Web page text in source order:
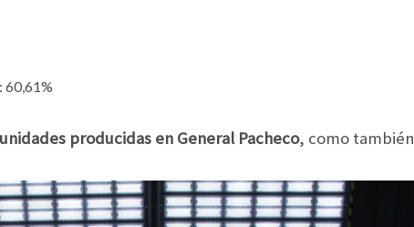
60,61%
producidas en General Pacheco, como también